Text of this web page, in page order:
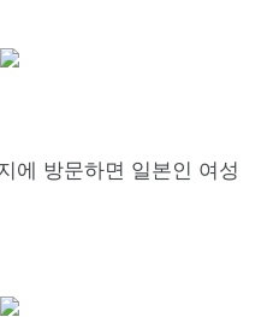
에 방문하면 일본인 여성